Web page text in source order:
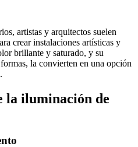
artistas y arquitectos suelen
crear instalaciones artísticas y
brillante y saturado, y su
la convierten en una opción
la iluminación de